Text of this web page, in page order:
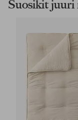
Suosikit juuri